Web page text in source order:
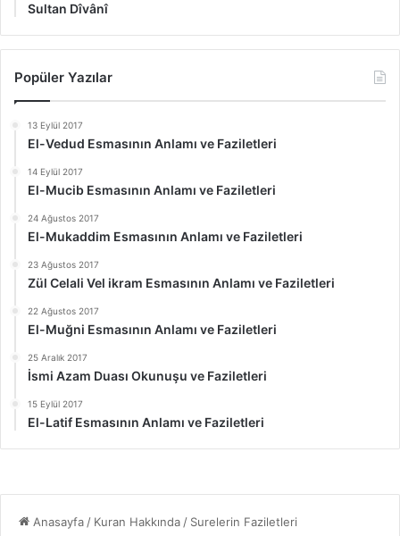
Sultan Dîvânî
Popüler Yazılar
13 Eylül 2017
El-Vedud Esmasının Anlamı ve Faziletleri
14 Eylül 2017
El-Mucib Esmasının Anlamı ve Faziletleri
24 Ağustos 2017
El-Mukaddim Esmasının Anlamı ve Faziletleri
23 Ağustos 2017
Zül Celali Vel ikram Esmasının Anlamı ve Faziletleri
22 Ağustos 2017
El-Muğni Esmasının Anlamı ve Faziletleri
25 Aralık 2017
İsmi Azam Duası Okunuşu ve Faziletleri
15 Eylül 2017
El-Latif Esmasının Anlamı ve Faziletleri